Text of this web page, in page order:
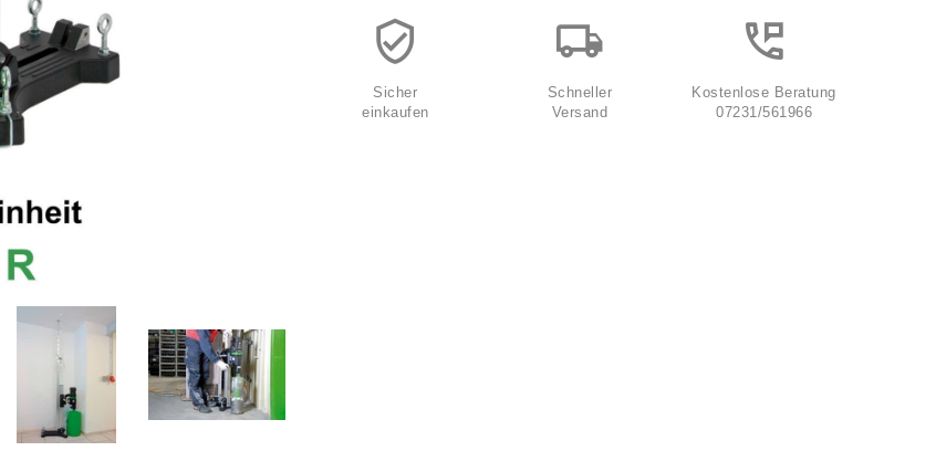
Sicher
einkaufen
Schneller
Versand
Kostenlose Beratung
07231/561966